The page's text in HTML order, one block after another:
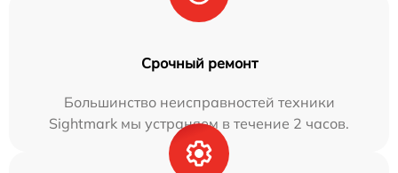
Срочный ремонт
Большинство неисправностей техники
Sightmark мы устраняем в течение 2 часов.